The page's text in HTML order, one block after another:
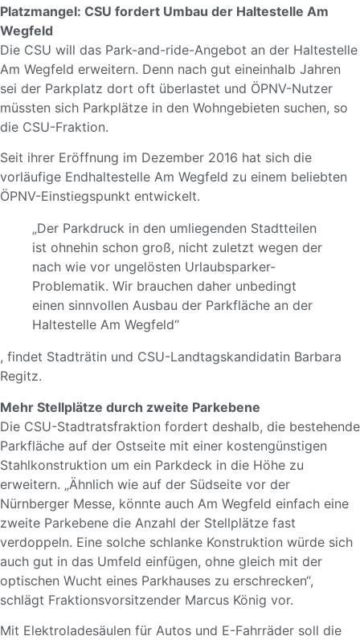
Platzmangel: CSU fordert Umbau der Haltestelle Am
Wegfeld
Die CSU will das Park-and-ride-Angebot an der Haltestelle
Am Wegfeld erweitern. Denn nach gut eineinhalb Jahren
sei der Parkplatz dort oft überlastet und ÖPNV-Nutzer
müssten sich Parkplätze in den Wohngebieten suchen, so
die CSU-Fraktion.
Seit ihrer Eröffnung im Dezember 2016 hat sich die
vorläufige Endhaltestelle Am Wegfeld zu einem beliebten
ÖPNV-Einstiegspunkt entwickelt.
„Der Parkdruck in den umliegenden Stadtteilen
ist ohnehin schon groß, nicht zuletzt wegen der
nach wie vor ungelösten Urlaubsparker-
Problematik. Wir brauchen daher unbedingt
einen sinnvollen Ausbau der Parkfläche an der
Haltestelle Am Wegfeld“
, findet Stadträtin und CSU-Landtagskandidatin Barbara
Regitz.
Mehr Stellplätze durch zweite Parkebene
Die CSU-Stadtratsfraktion fordert deshalb, die bestehende
Parkfläche auf der Ostseite mit einer kostengünstigen
Stahlkonstruktion um ein Parkdeck in die Höhe zu
erweitern. „Ähnlich wie auf der Südseite vor der
Nürnberger Messe, könnte auch Am Wegfeld einfach eine
zweite Parkebene die Anzahl der Stellplätze fast
verdoppeln. Eine solche schlanke Konstruktion würde sich
auch gut in das Umfeld einfügen, ohne gleich mit der
optischen Wucht eines Parkhauses zu erschrecken“,
schlägt Fraktionsvorsitzender Marcus König vor.
Mit Elektroladesäulen für Autos und E-Fahrräder soll die